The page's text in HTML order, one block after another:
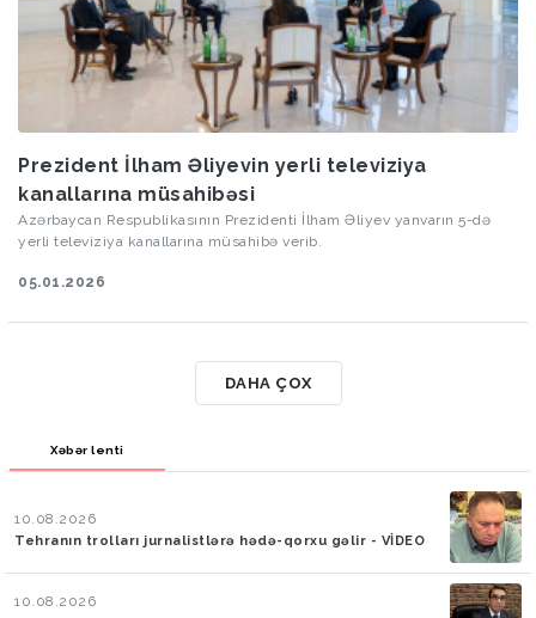
Prezident İlham Əliyevin yerli televiziya
kanallarına müsahibəsi
Azərbaycan Respublikasının Prezidenti İlham Əliyev yanvarın 5-də
yerli televiziya kanallarına müsahibə verib.
05.01.2026
DAHA ÇOX
Xəbər lenti
10.08.2026
Tehranın trolları jurnalistlərə hədə-qorxu gəlir - VİDEO
10.08.2026